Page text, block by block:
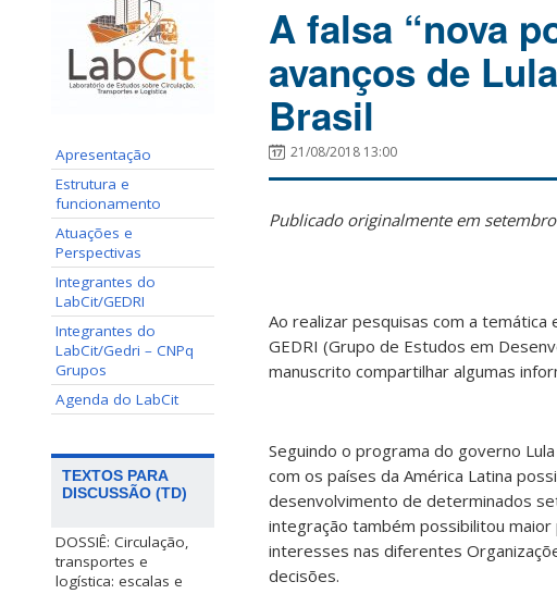
Apresentação
Estrutura e
funcionamento
Atuações e
Perspectivas
Integrantes do
LabCit/GEDRI
Integrantes do
LabCit/Gedri – CNPq
Grupos
Agenda do LabCit
TEXTOS PARA
DISCUSSÃO (TD)
DOSSIÊ: Circulação,
transportes e
logística: escalas e
A falsa “nova
avanços de
Brasil
21/08/2018 13:00
Publicado originalmente em
Ao realizar pesquisas com a
GEDRI (Grupo de Estudos em
manuscrito compartilhar algumas
Seguindo o programa do governo
com os países da América Latina
desenvolvimento de determinados
integração também possibilitou
interesses nas diferentes
decisões.